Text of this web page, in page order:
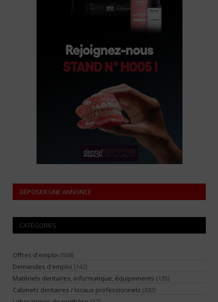
DÉPOSER UNE ANNONCE
CATÉGORIES
Offres d'emploi (608)
Demandes d'emploi (142)
Matériels dentaires, informatique, équipements (135)
Cabinets dentaires / locaux professionnels (302)